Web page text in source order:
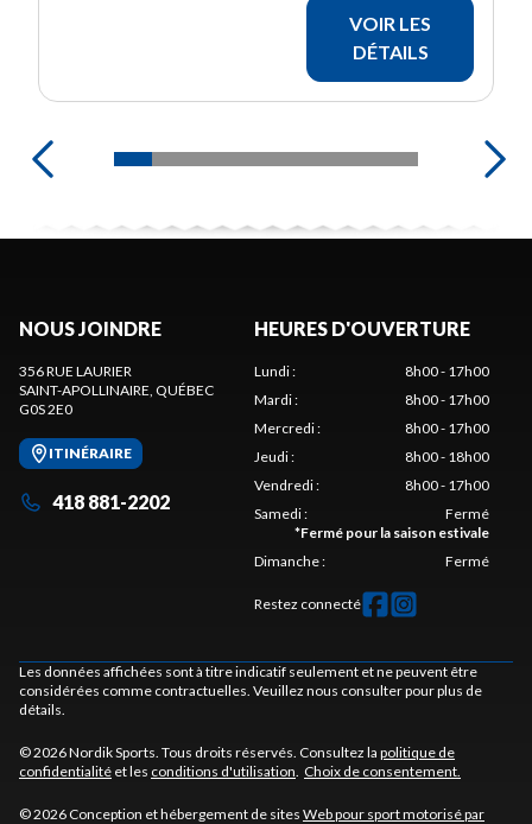
VOIR LES
DÉTAILS
NOUS JOINDRE
356 RUE LAURIER
SAINT-APOLLINAIRE , QUÉBEC
G0S 2E0
ITINÉRAIRE
418 881-2202
HEURES D'OUVERTURE
Lundi:
8h00 - 17h00
Mardi:
8h00 - 17h00
Mercredi:
8h00 - 17h00
Jeudi:
8h00 - 18h00
Vendredi:
8h00 - 17h00
Samedi:
Fermé
*Fermé pour la saison estivale
Dimanche: Fermé
Restez connecté
Les données affichées sont à titre indicatif seulement et ne peuvent être
considérées comme contractuelles. Veuillez nous consulter pour plus de
détails.
© 2026 Nordik Sports. Tous droits réservés. Consultez la politique de
confidentialité et les conditions d'utilisation Choix de consentement.
© 2026 Conception et hébergement de sites Web pour sport motorisé par